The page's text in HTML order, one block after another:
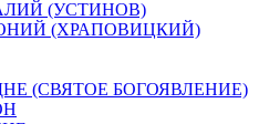
(УСТИНОВ)
(ХРАПОВИЦКИЙ)
(СВЯТОЕ БОГОЯВЛЕНИЕ)